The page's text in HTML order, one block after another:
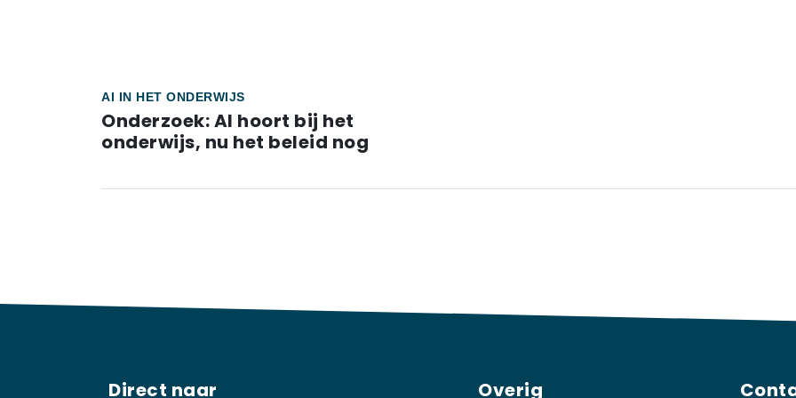
AI IN HET ONDERWIJS
Onderzoek: AI hoort bij het
onderwijs, nu het beleid nog
Direct naar Overig